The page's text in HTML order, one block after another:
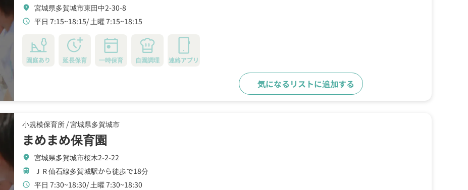
location_on 宮城県多賀城市東田中2-30-8
schedule 平日 7:15~18:15 土曜 7:15~18:15
園庭あり 延長保育 一時保育 自園調理 連絡アプリ
気になるリストに追加する
小規模保育所 /宮城県多賀城市
まめまめ保育園
location_on 宮城県多賀城市桜木2-2-22
train ＪＲ仙石線多賀城駅から徒歩で18分
schedule 平日 7:30~18:30 土曜 7:30~18:30